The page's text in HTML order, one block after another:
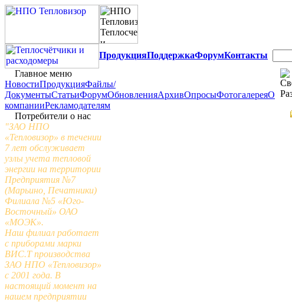
ПродукцияПоддержкаФорумКонтакты
Главное меню
НовостиПродукцияФайлы/
ДокументыСтатьиФорумОбновленияАрхивОпросыФотогалереяО
компанииРекламодателям
Потребители о нас
"ЗАО НПО
«Тепловизор» в течении
7 лет обслуживает
узлы учета тепловой
энергии на территории
Предприятия №7
(Марьино, Печатники)
Филиала №5 «Юго-
Восточный» ОАО
«МОЭК».
Наш филиал работает
с приборами марки
ВИС.Т производства
ЗАО НПО «Тепловизор»
с 2001 года. В
настоящий момент на
нашем предприятии